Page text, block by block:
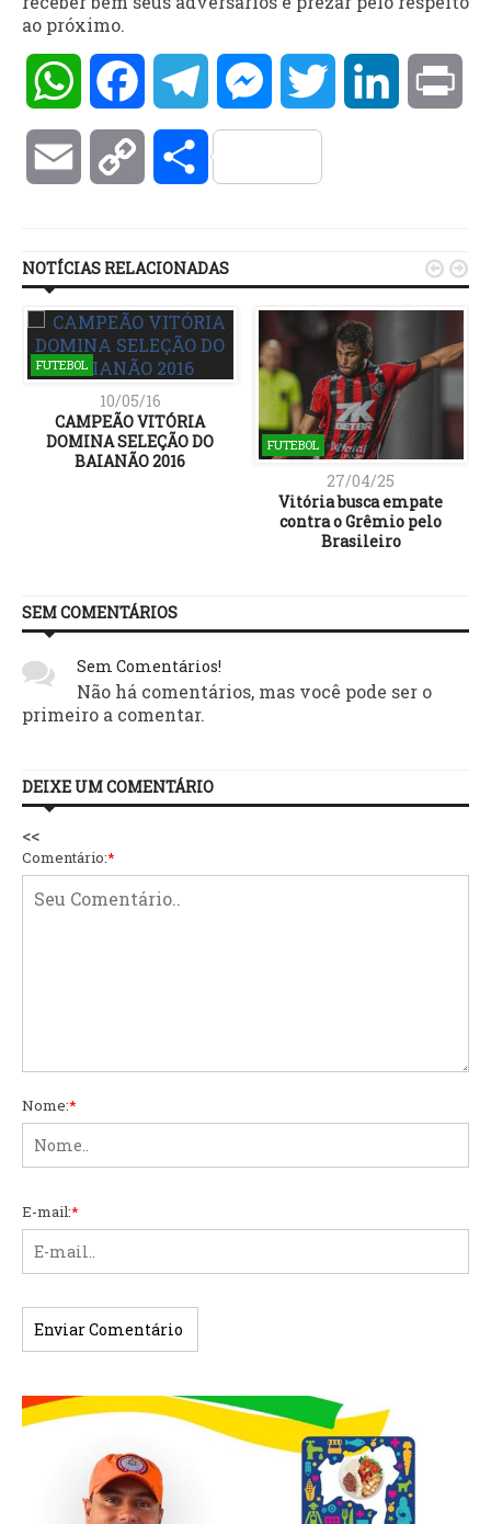
ao próximo.
WhatsAppFacebookTelegramMessengerTwitter LinkedIn
Email Copy Compartilhar
NOTÍCIAS RELACIONADAS
FUTEBOL
10/05/16
CAMPEÃO VITÓRIA
DOMINA SELEÇÃO DO
BAIANÃO 2016
FUTEBOL
27/04/25
Vitória busca empate
contra o Grêmio pelo
Brasileiro
 
SEM COMENTÁRIOS
Sem Comentários!
Não há comentários, mas você pode ser o
primeiro a comentar.
DEIXE UM COMENTÁRIO
<<
Comentário:*
Nome:*
E-mail:*